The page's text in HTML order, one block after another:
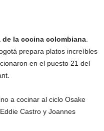
la cocina colombiana
prepara platos increíbles
en el puesto 21 del
a cocinar al ciclo Osake
Castro y Joannes